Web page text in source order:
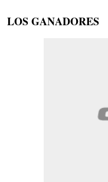
LOS GANADORES